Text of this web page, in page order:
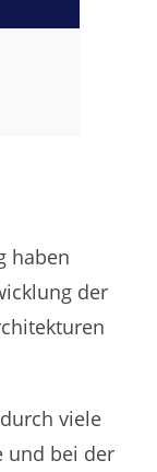
haben
der
viele
und bei der